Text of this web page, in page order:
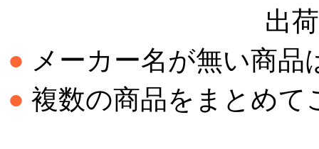
出
● メーカー名が無い商
● 複数の商品をまとめて